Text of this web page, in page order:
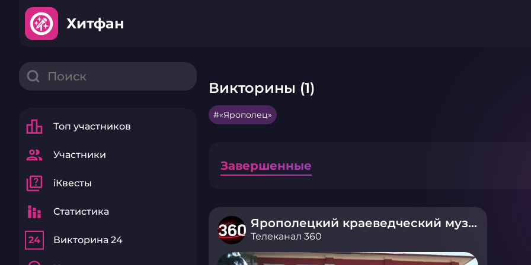
Хитфан
leaderboard Топ участников
group Участники
quiz iКвесты
stacked_bar_chart Статистика
24 Викторина 24
Викторины (1)
«Ярополец»
Завершенные
Ярополецкий краеведческий музей
Телеканал 360